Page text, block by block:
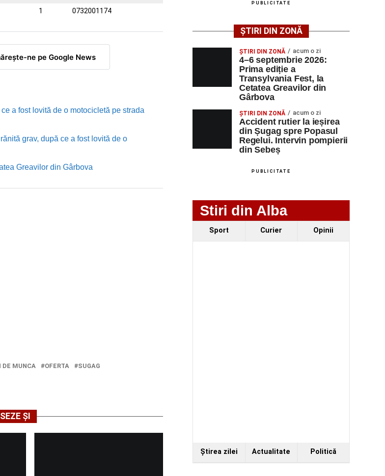
1 0732001174
ne pe Google News
a fost lovită de o motocicletă pe strada
grav, după ce a fost lovită de o
Greavilor din Gârbova
DE MUNCA OFERTA SUGAG
ȘI
PUBLICITATE
ȘTIRI DIN ZONĂ
ȘTIRI DIN ZONĂ acum o zi
4–6 septembrie 2026:
Prima ediție a
Transylvania Fest, la
Cetatea Greavilor din
Gârbova
ȘTIRI DIN ZONĂ acum o zi
Accident rutier la ieșirea
din Șugag spre Popasul
Regelui. Intervin pompierii
din Sebeș
PUBLICITATE
Stiri din Alba
Sport Curier Opinii
Ştirea zilei Actualitate Politică